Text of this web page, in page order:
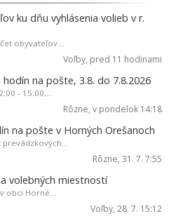
ku dňu vyhlásenia volieb v r.
obyvateľov...
Voľby, pred 11 hodinami
na pošte, 3.8. do 7.8.2026
- 15:00,...
Rôzne, v pondelok 14:18
na pošte v Horných Orešanoch
Rôzne, 31. 7. 7:55
volebných miestností
obci Horné...
Voľby, 28. 7. 15:12